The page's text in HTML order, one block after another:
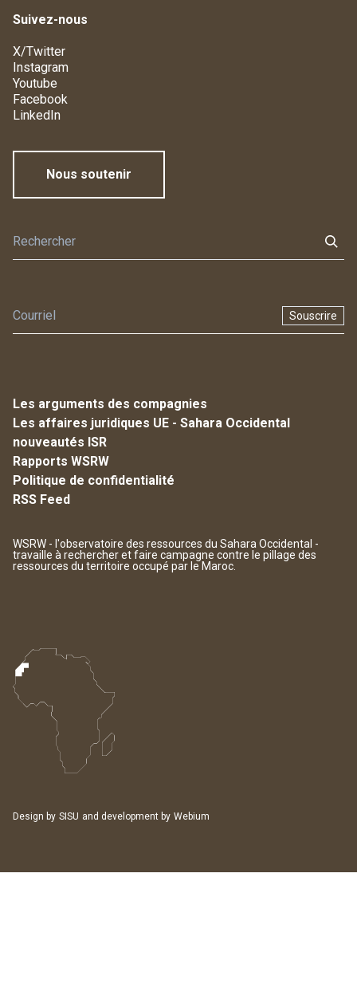
Suivez-nous
X/Twitter
Instagram
Youtube
Facebook
LinkedIn
Nous soutenir
Souscrire
Les arguments des compagnies
Les affaires juridiques UE - Sahara Occidental
nouveautés ISR
Rapports WSRW
Politique de confidentialité
RSS Feed
WSRW - l'observatoire des ressources du Sahara Occidental -
travaille à rechercher et faire campagne contre le pillage des
ressources du territoire occupé par le Maroc.
Design by SISU and development by Webium